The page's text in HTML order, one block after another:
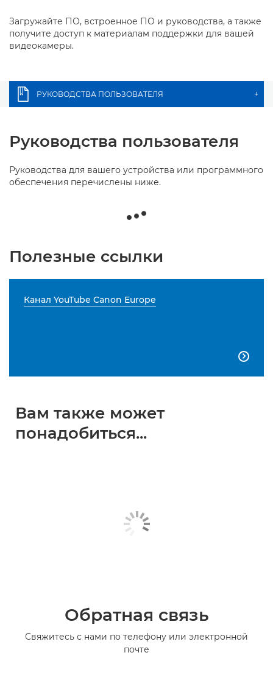
Загружайте ПО, встроенное ПО и руководства, а также
получите доступ к материалам поддержки для вашей
видеокамеры.
РУКОВОДСТВА ПОЛЬЗОВАТЕЛЯ +
Руководства пользователя
Руководства для вашего устройства или программного
обеспечения перечислены ниже.
Полезные ссылки
Канал YouTube Canon Europe

Вам также может
понадобиться...
Обратная связь
Свяжитесь с нами по телефону или электронной
почте